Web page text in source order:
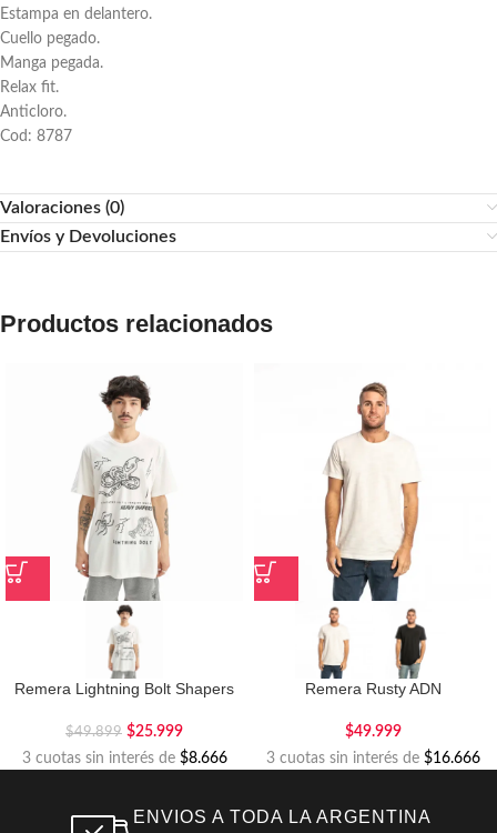
Estampa en delantero.
Cuello pegado.
Manga pegada.
Relax fit.
Anticloro.
Cod: 8787
Valoraciones (0)
Envíos y Devoluciones
Productos relacionados
Remera Lightning Bolt Shapers
$49.899 $25.999
3 cuotas sin interés de $8.666
Remera Rusty ADN
$49.999
3 cuotas sin interés de $16.666
ENVIOS A TODA LA ARGENTINA